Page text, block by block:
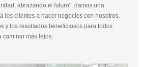
abrazando el futuro", damos una
los clientes a hacer negocios con nosotros.
y los resultados beneficiosos para todos
caminar más lejos.